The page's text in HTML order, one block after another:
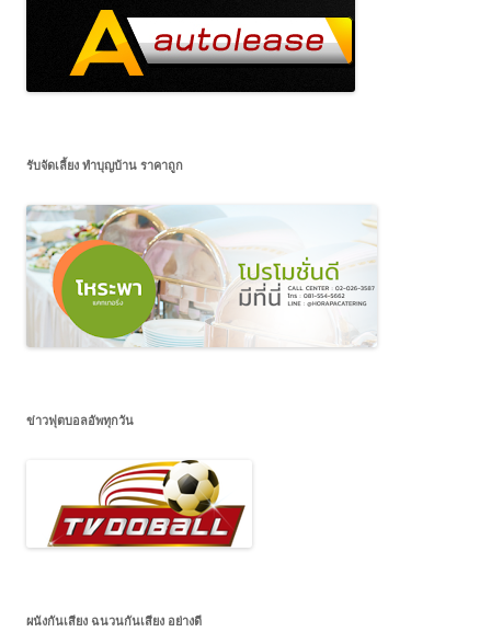
รับจัดเลี้ยง ทำบุญบ้าน ราคาถูก
ข่าวฟุตบอลอัพทุกวัน
ผนังกันเสียง ฉนวนกันเสียง อย่างดี